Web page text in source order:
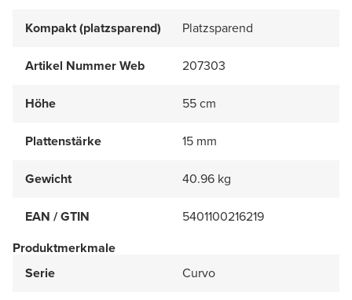
Kompakt (platzsparend) Platzsparend
Artikel Nummer Web 207303
Höhe 55 cm
Plattenstärke 15 mm
Gewicht 40.96 kg
EAN / GTIN
5401100216219
Produktmerkmale
Serie
Curvo